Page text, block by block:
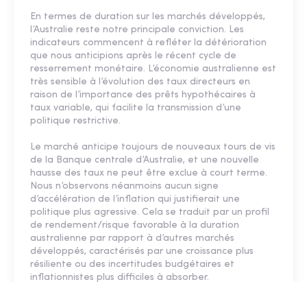
En termes de duration sur les marchés développés,
l’Australie reste notre principale conviction. Les
indicateurs commencent à refléter la détérioration
que nous anticipions après le récent cycle de
resserrement monétaire. L’économie australienne est
très sensible à l’évolution des taux directeurs en
raison de l’importance des prêts hypothécaires à
taux variable, qui facilite la transmission d’une
politique restrictive.
Le marché anticipe toujours de nouveaux tours de vis
de la Banque centrale d’Australie, et une nouvelle
hausse des taux ne peut être exclue à court terme.
Nous n’observons néanmoins aucun signe
d’accélération de l’inflation qui justifierait une
politique plus agressive. Cela se traduit par un profil
de rendement/risque favorable à la duration
australienne par rapport à d’autres marchés
développés, caractérisés par une croissance plus
résiliente ou des incertitudes budgétaires et
inflationnistes plus difficiles à absorber.